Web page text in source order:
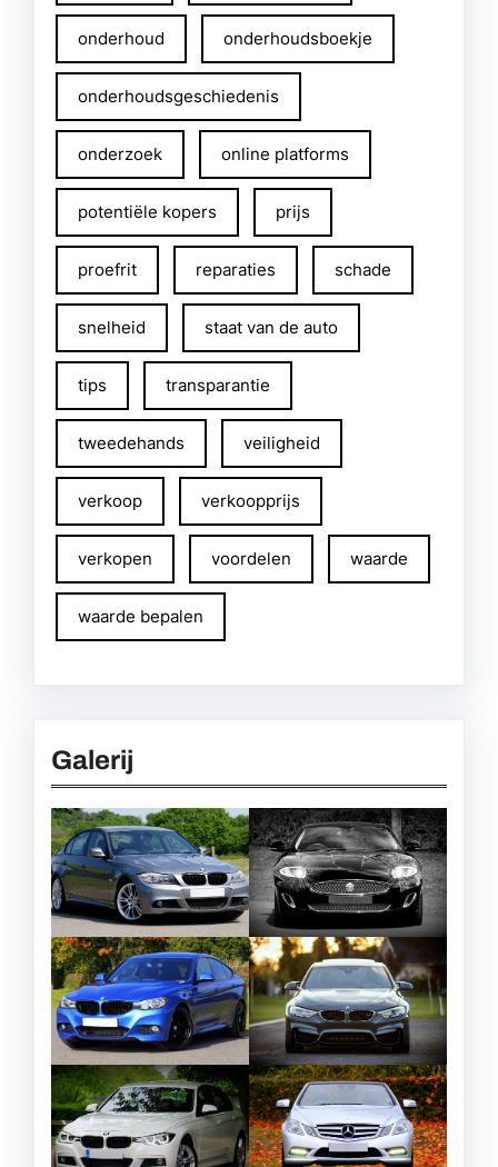
onderhoud onderhoudsboekje
onderhoudsgeschiedenis
onderzoek online platforms
potentiële kopers prijs
proefrit reparaties schade
snelheid staat van de auto
tips transparantie
tweedehands veiligheid
verkoop verkoopprijs
verkopen voordelen waarde
waarde bepalen
Galerij